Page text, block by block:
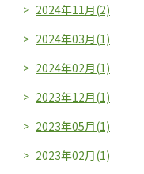
2024年11月(2)
2024年03月(1)
2024年02月(1)
2023年12月(1)
2023年05月(1)
2023年02月(1)